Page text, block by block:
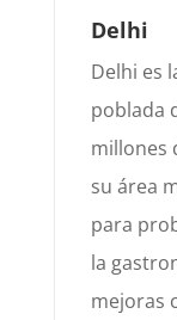
Delhi
Delhi es
poblada
millones
su área
para
la
mejoras